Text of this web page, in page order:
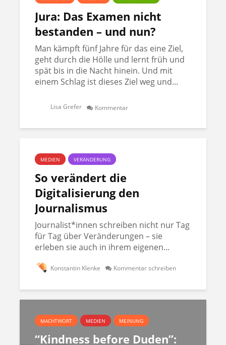
Jura: Das Examen nicht
bestanden – und nun?
Man kämpft fünf Jahre für das eine Ziel,
geht durch die Hölle und lernt früh und
spät bis in die Nacht hinein. Und mit
einem Schlag ist dieses Ziel weg und...
Lisa Grefer Kommentar
MEDIEN VERÄNDERUNG
So verändert die
Digitalisierung den
Journalismus
Journalist*innen schreiben nicht nur Tag
für Tag über Veränderungen – sie
erleben sie auch in ihrem eigenen...
Konstantin Klenke Kommentar schreiben
MACHTWORT MEDIEN MEINUNG
“Kindness before Duden”: